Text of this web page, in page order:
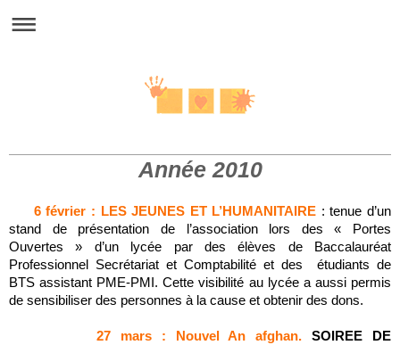
Année 2010
6 février : LES JEUNES ET L’HUMANITAIRE : tenue d’un
stand de présentation de l’association lors des « Portes
Ouvertes » d’un lycée par des élèves de Baccalauréat
Professionnel Secrétariat et Comptabilité et des étudiants de
BTS assistant PME-PMI. Cette visibilité au lycée a aussi permis
de sensibiliser des personnes à la cause et obtenir des dons.
27 mars : Nouvel An afghan.
SOIREE DE